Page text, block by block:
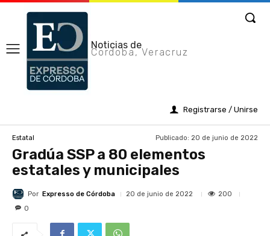
Noticias de
Cordoba, Veracruz
Registrarse / Unirse
Estatal Publicado: 20 de junio de 2022
Gradúa SSP a 80 elementos
estatales y municipales
Por Expresso de Córdoba 20 de junio de 2022
200
0